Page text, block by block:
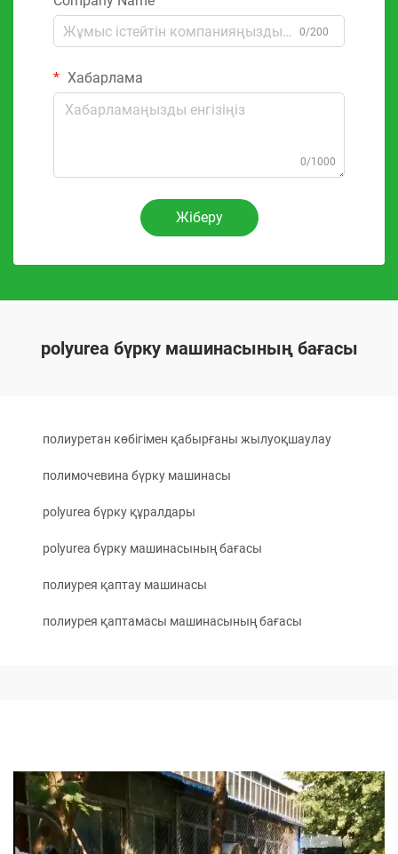
0/200
Хабарлама
0/1000
Жіберу
polyurea бүрку машинасының бағасы
полиуретан көбігімен қабырғаны жылуоқшаулау
полимочевина бүрку машинасы
polyurea бүрку құралдары
polyurea бүрку машинасының бағасы
полиурея қаптау машинасы
полиурея қаптамасы машинасының бағасы